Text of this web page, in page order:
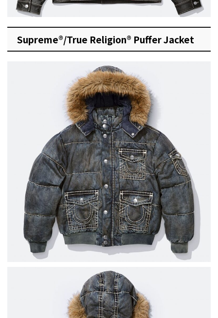
Supreme®/True Religion® Puffer Jacket